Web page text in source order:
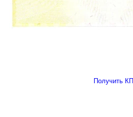
Получить КП